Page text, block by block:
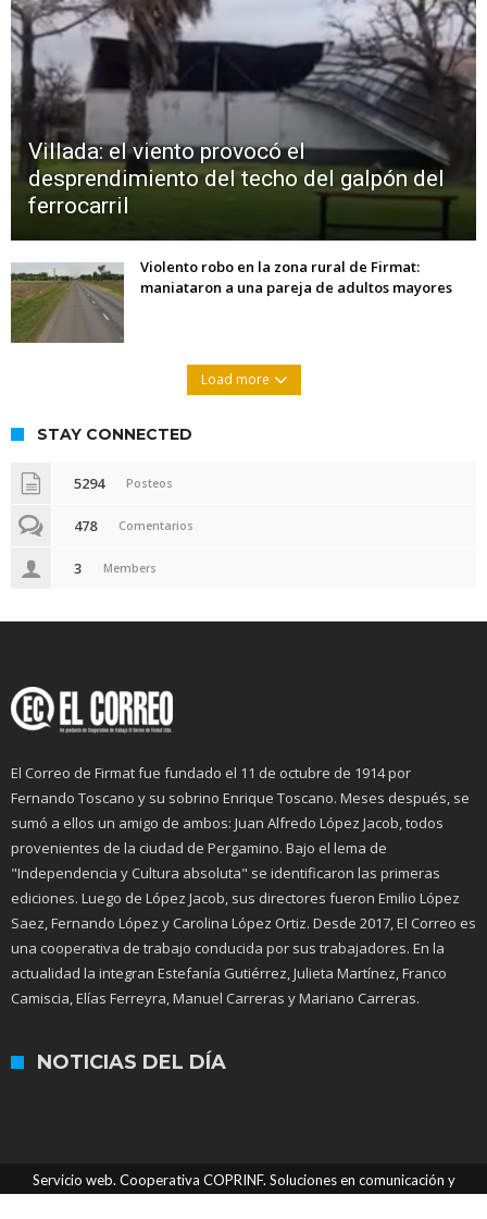
Villada: el viento provocó el
desprendimiento del techo del galpón del
ferrocarril
Violento robo en la zona rural de Firmat:
maniataron a una pareja de adultos mayores
Load more
STAY CONNECTED
5294 Posteos
478 Comentarios
3 Members
El Correo de Firmat fue fundado el 11 de octubre de 1914 por
Fernando Toscano y su sobrino Enrique Toscano. Meses después, se
sumó a ellos un amigo de ambos: Juan Alfredo López Jacob, todos
provenientes de la ciudad de Pergamino. Bajo el lema de
"Independencia y Cultura absoluta" se identificaron las primeras
ediciones. Luego de López Jacob, sus directores fueron Emilio López
Saez, Fernando López y Carolina López Ortiz. Desde 2017, El Correo es
una cooperativa de trabajo conducida por sus trabajadores. En la
actualidad la integran Estefanía Gutiérrez, Julieta Martínez, Franco
Camiscia, Elías Ferreyra, Manuel Carreras y Mariano Carreras.
NOTICIAS DEL DÍA
Servicio web. Cooperativa COPRINF. Soluciones en comunicación y